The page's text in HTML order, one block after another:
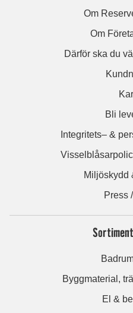
Om
Om
Därför ska du
Bli
Integritets– &
Miljöskydd
Press
Byggmaterial,
El &